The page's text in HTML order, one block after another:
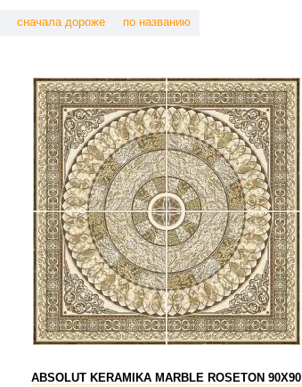
сначала дороже по названию
ABSOLUT KERAMIKA MARBLE ROSETON 90X90